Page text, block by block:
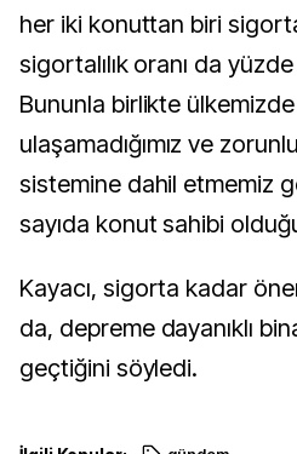
her iki konuttan biri
sigortalılık oranı da
Bununla birlikte
ulaşamadığımız ve
sistemine dahil etmemiz
sayıda konut sahibi
Kayacı, sigorta kadar
da, depreme dayanıklı
geçtiğini söyledi.